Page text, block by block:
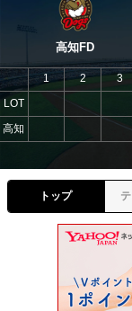
高知FD
LOT
高知
1 2 3
トップ